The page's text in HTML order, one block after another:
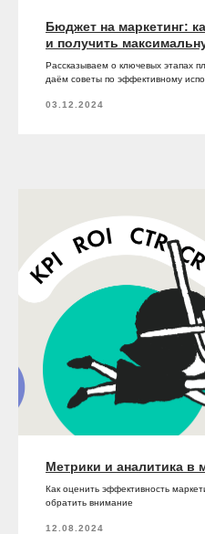
Бюджет на маркетинг:
и получить
Рассказываем о ключевых этапах
даём советы по эффективному
03.12.2024
Метрики и аналитика в
Как оценить эффективность
обратить внимание
12.08.2024